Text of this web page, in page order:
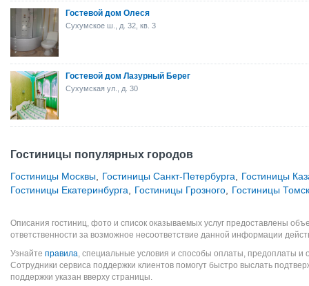
Гостевой дом Олеся
Сухумское ш., д. 32, кв. 3
Гостевой дом Лазурный Берег
Сухумская ул., д. 30
Гостиницы популярных городов
Гостиницы Москвы Гостиницы Санкт-Петербурга
Гостиницы
Гостиницы Екатеринбурга
Гостиницы Грозного Гостиницы
Описания гостиниц, фото и список оказываемых услуг предоставлены
ответственности за возможное несоответствие данной информации
Узнайте правила, специальные условия и способы оплаты, предоплаты и
Сотрудники сервиса поддержки клиентов помогут быстро выслать
поддержки указан вверху страницы.